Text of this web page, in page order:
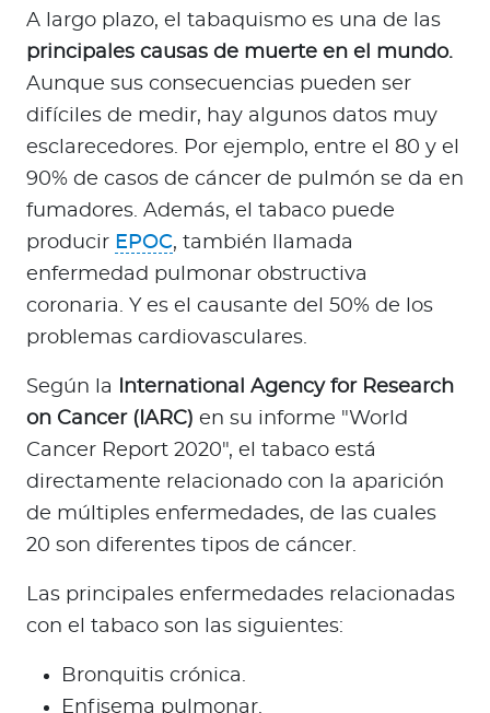
A largo plazo, el tabaquismo es una de las
principales causas de muerte en el mundo.
Aunque sus consecuencias pueden ser
difíciles de medir, hay algunos datos muy
esclarecedores. Por ejemplo, entre el 80 y el
90% de casos de cáncer de pulmón se da en
fumadores. Además, el tabaco puede
producir EPOC, también llamada
enfermedad pulmonar obstructiva
coronaria. Y es el causante del 50% de los
problemas cardiovasculares.
Según la
International Agency for Research
on Cancer (IARC) en su informe "World
Cancer Report 2020", el tabaco está
directamente relacionado con la aparición
de múltiples enfermedades, de las cuales
20 son diferentes tipos de cáncer.
Las principales enfermedades relacionadas
con el tabaco son las siguientes:
Bronquitis crónica.
Enfisema pulmonar.